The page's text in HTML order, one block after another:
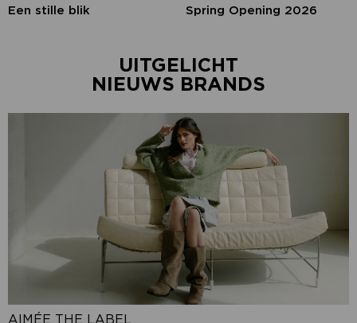
Een stille blik Spring Opening 2026
UITGELICHT
NIEUWS BRANDS
AIMÉE THE LABEL